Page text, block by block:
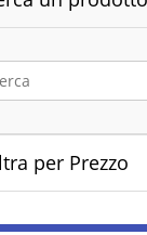
per Prezzo